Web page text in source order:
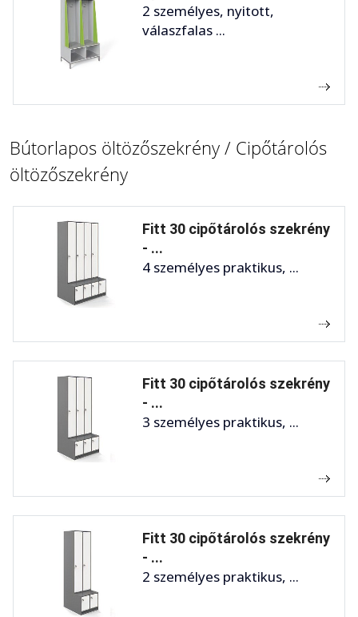
2 személyes, nyitott,
válaszfalas ...
Bútorlapos öltözőszekrény / Cipőtárolós
öltözőszekrény
Fitt 30 cipőtárolós szekrény
- ...
4 személyes praktikus, ...
Fitt 30 cipőtárolós szekrény
- ...
3 személyes praktikus, ...
Fitt 30 cipőtárolós szekrény
- ...
2 személyes praktikus, ...